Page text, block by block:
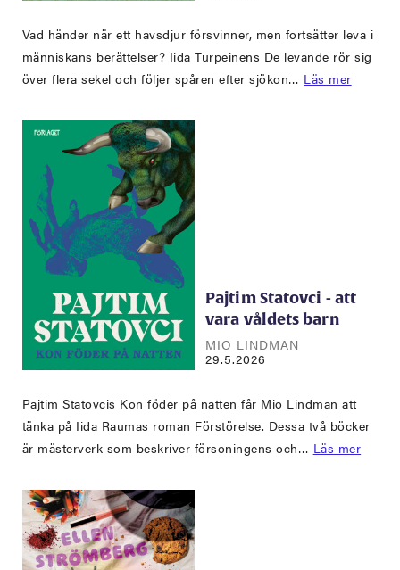
Vad händer när ett havsdjur försvinner, men fortsätter leva i
människans berättelser? Iida Turpeinens De levande rör sig
över flera sekel och följer spåren efter sjökon… Läs mer
Pajtim Statovci - att
vara våldets barn
MIO LINDMAN
29.5.2026
Pajtim Statovcis Kon föder på natten får Mio Lindman att
tänka på Iida Raumas roman Förstörelse. Dessa två böcker
är mästerverk som beskriver försoningens och… Läs mer